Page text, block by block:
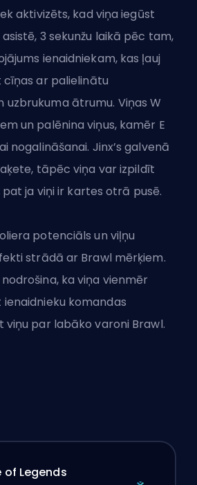
aktivizēts, kad viņa iegūst
3 sekunžu laikā pēc tam,
ienaidniekam, kas ļauj
ar palielinātu
uzbrukuma ātrumu. Viņas W
un palēnina viņus, kamēr E
nogalināšanai. Jinx’s galvenā
tāpēc viņa var izpildīt
pat ja viņi ir kartes otrā pusē.
potenciāls un viļņu
strādā ar Brawl mērķiem.
ka viņa vienmēr
komandas
viņu par labāko varoni Brawl.
of Legends